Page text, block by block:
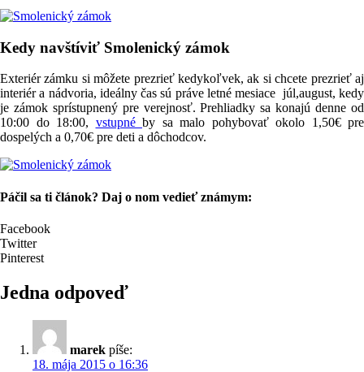
Kedy navštíviť Smolenický zámok
Exteriér zámku si môžete prezrieť kedykoľvek, ak si chcete prezrieť aj
interiér a nádvoria, ideálny čas sú práve letné mesiace júl,august, kedy
je zámok sprístupnený pre verejnosť. Prehliadky sa konajú denne od
10:00 do 18:00, vstupné by sa malo pohybovať okolo 1,50€ pre
dospelých a 0,70€ pre deti a dôchodcov.
Páčil sa ti článok? Daj o nom vedieť známym:
Facebook
Twitter
Pinterest
Jedna odpoveď
marek píše:
18. mája 2015 o 16:36